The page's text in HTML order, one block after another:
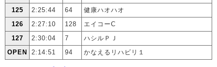
125
2:25:44 64
健康ハオハオ
126
2:27:10 128
エイコーC
127
2:30:04 7
ハシルＰＪ
OPEN
2:14:51 94 かなえるリハビリ１